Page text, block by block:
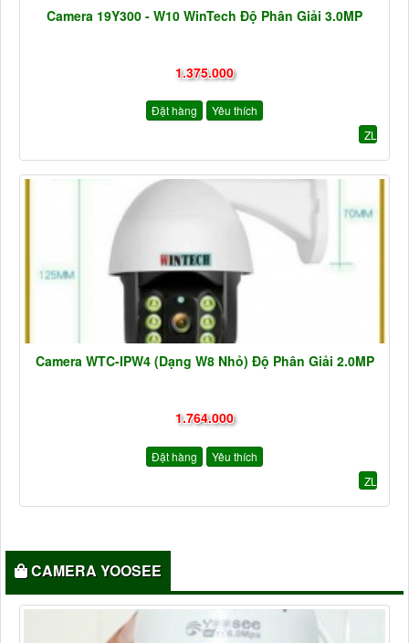
Camera 19Y300 - W10 WinTech Độ Phân Giải 3.0MP
1.375.000
Đặt hàng
Yêu thích
ZL
Camera WTC-IPW4 (Dạng W8 Nhỏ) Độ Phân Giải 2.0MP
1.764.000
Đặt hàng
Yêu thích
ZL
CAMERA YOOSEE